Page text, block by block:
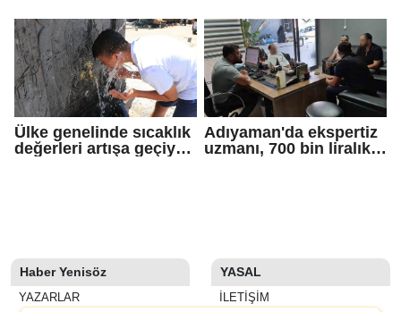
buluştu
Ülke genelinde sıcaklık
değerleri artışa geçiyor:
Adıyaman'da ekspertiz
uzmanı, 700 bin liralık
Haber Yenisöz
YAZARLAR
YASAL
İLETIŞIM